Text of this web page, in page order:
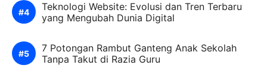
Teknologi Website: Evolusi dan Tren Terbaru
yang Mengubah Dunia Digital
7 Potongan Rambut Ganteng Anak Sekolah
Tanpa Takut di Razia Guru